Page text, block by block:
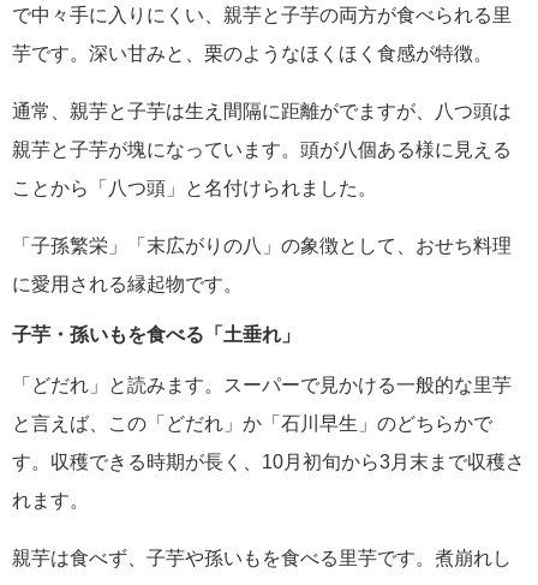
で中々手に入りにくい、親芋と子芋の両方が食べられる里
芋です。深い甘みと、栗のようなほくほく食感が特徴。
通常、親芋と子芋は生え間隔に距離がでますが、八つ頭は
親芋と子芋が塊になっています。頭が八個ある様に見える
ことから「八つ頭」と名付けられました。
「子孫繁栄」「末広がりの八」の象徴として、おせち料理
に愛用される縁起物です。
子芋・孫いもを食べる「土垂れ」
「どだれ」と読みます。スーパーで見かける一般的な里芋
と言えば、この「どだれ」か「石川早生」のどちらかで
す。収穫できる時期が長く、10月初旬から3月末まで収穫さ
れます。
親芋は食べず、子芋や孫いもを食べる里芋です。煮崩れし